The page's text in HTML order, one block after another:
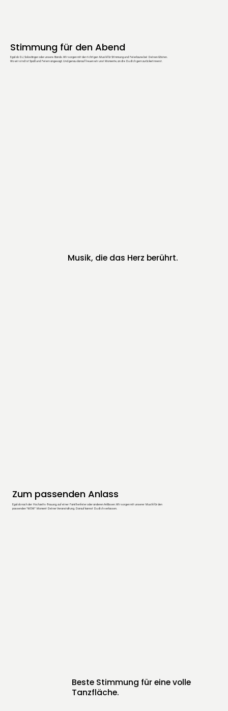
Zum passenden Anlass
Egal ob nach der Hochzeits-Trauung, auf einer Familienfeier oder anderen Anlässen. Wir sorgen mit unserer Musik für den
passenden "WOW" Moment Deiner Veranstaltung. Darauf kannst Du dich verlassen.
Musik, die das Herz berührt.
Stimmung für den Abend
Egal ob DJ, Solosänger oder unsere Bands. Wir sorgen mit der richtigen Musik für Stimmung und Feierlaune bei Deinen Gösten.
Wo wir sind ist Spaß und Feiern angesagt. Und genau darauf freuen wir uns! Momente, an die Du dich gern zurückerinnerst.
Beste Stimmung für eine volle
Tanzfläche.